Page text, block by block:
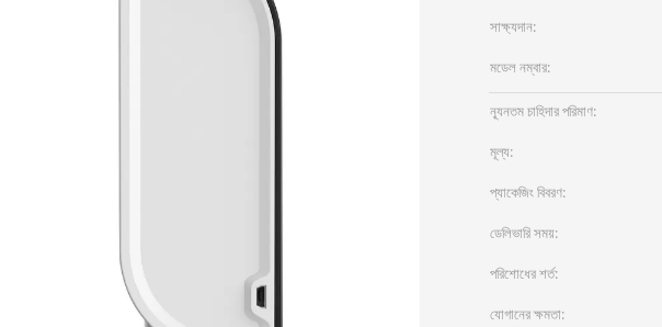
সাক্ষ্যদান:
মডেল নম্বার:
ন্যূনতম চাহিদার পরিমাণ:
মূল্য:
প্যাকেজিং বিবরণ:
ডেলিভারি সময়:
পরিশোধের শর্ত:
যোগানের ক্ষমতা: